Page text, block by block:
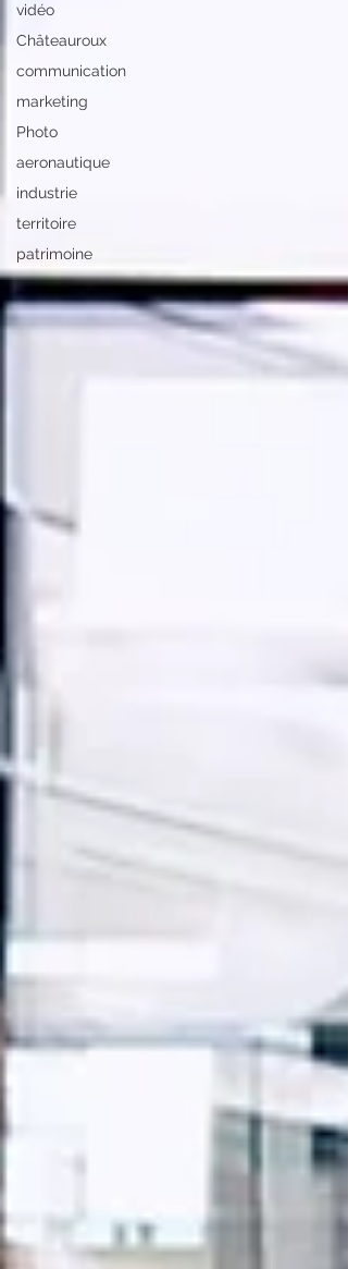
vidéo
Châteauroux
communication
marketing
Photo
aeronautique
industrie
territoire
patrimoine